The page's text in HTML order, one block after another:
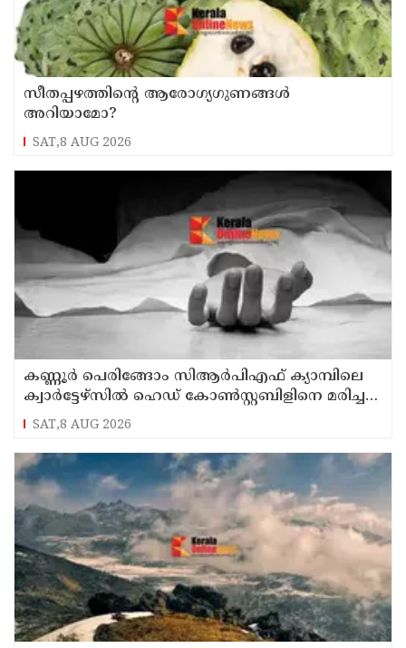
സീതപ്പഴത്തിന്റെ ആരോഗ്യഗുണങ്ങൾ
അറിയാമോ?
SAT,8 AUG 2026
കണ്ണൂര്‍ പെരിങ്ങോം സിആര്‍പിഎഫ് ക്യാമ്പിലെ
ക്വാര്‍ട്ടേഴ്സില്‍ ഹെഡ് കോണ്‍സ്റ്റബിളിനെ മരിച്ച
നിലയില്‍ കണ്ടെത്തി
SAT,8 AUG 2026